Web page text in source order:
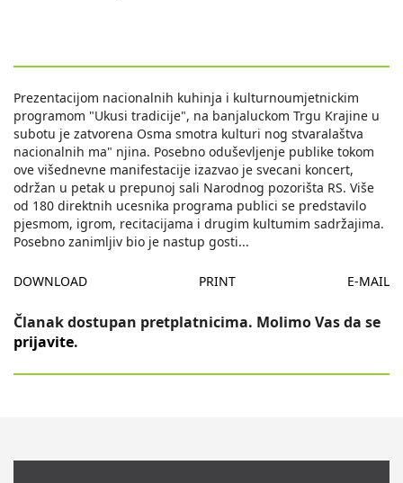
Prezentacijom nacionalnih kuhinja i kulturnoumjetnickim
programom "Ukusi tradicije", na banjaluckom Trgu Krajine u
subotu je zatvorena Osma smotra kulturi nog stvaralaštva
nacionalnih ma" njina. Posebno oduševljenje publike tokom
ove višednevne manifestacije izazvao je svecani koncert,
održan u petak u prepunoj sali Narodnog pozorišta RS. Više
od 180 direktnih ucesnika programa publici se predstavilo
pjesmom, igrom, recitacijama i drugim kultumim sadržajima.
Posebno zanimljiv bio je nastup gosti...
DOWNLOAD PRINT E-MAIL
Članak dostupan pretplatnicima. Molimo Vas da se
prijavite.